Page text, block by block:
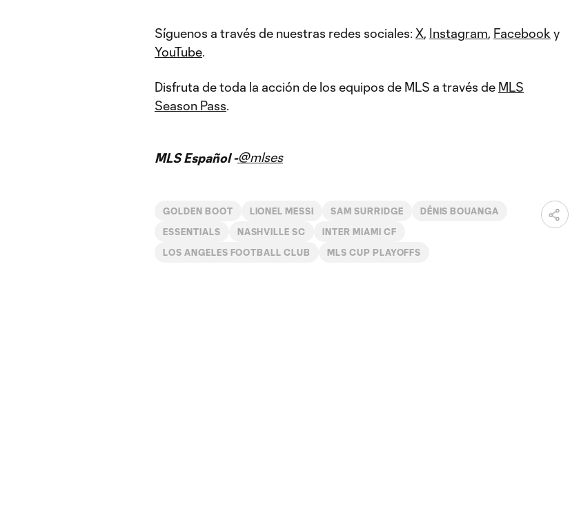
Síguenos a través de nuestras redes sociales: X, Instagram, Facebook y
YouTube.
Disfruta de toda la acción de los equipos de MLS a través de MLS
Season Pass.
MLS Español -@mlses
GOLDEN BOOT LIONEL MESSI SAM SURRIDGE DÉNIS BOUANGA
ESSENTIALS NASHVILLE SC INTER MIAMI CF
LOS ANGELES FOOTBALL CLUB MLS CUP PLAYOFFS